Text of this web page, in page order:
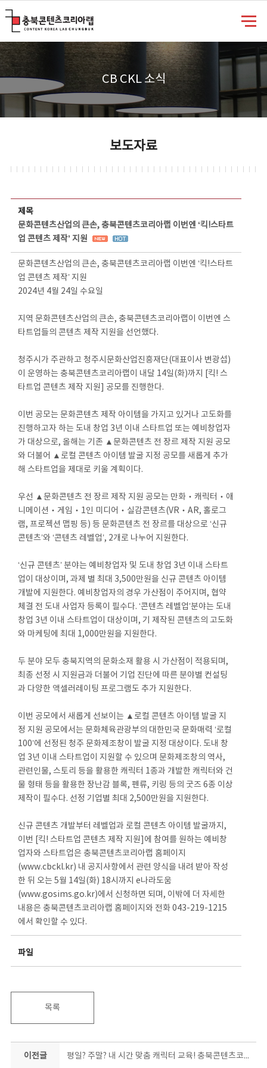
CB CKL 소식
보도자료
제목
문화콘텐츠산업의 큰손, 충북콘텐츠코리아랩 이번엔 ‘킥!스타트
업 콘텐츠 제작’ 지원
문화콘텐츠산업의 큰손, 충북콘텐츠코리아랩 이번엔 ‘킥!스타트
업 콘텐츠 제작’ 지원
2024년 4월 24일 수요일
지역 문화콘텐츠산업의 큰손, 충북콘텐츠코리아랩이 이번엔 스
타트업들의 콘텐츠 제작 지원을 선언했다.
청주시가 주관하고 청주시문화산업진흥재단(대표이사 변광섭)
이 운영하는 충북콘텐츠코리아랩이 내달 14일(화)까지 [킥! 스
타트업 콘텐츠 제작 지원] 공모를 진행한다.
이번 공모는 문화콘텐츠 제작 아이템을 가지고 있거나 고도화를
진행하고자 하는 도내 창업 3년 이내 스타트업 또는 예비창업자
가 대상으로, 올해는 기존 ▲문화콘텐츠 전 장르 제작 지원 공모
와 더불어 ▲로컬 콘텐츠 아이템 발굴 지정 공모를 새롭게 추가
해 스타트업을 제대로 키울 계획이다.
우선 ▲문화콘텐츠 전 장르 제작 지원 공모는 만화‧캐릭터‧애
니메이션‧게임‧1인 미디어‧실감콘텐츠(VR‧AR, 홀로그
램, 프로젝션 맵핑 등) 등 문화콘텐츠 전 장르를 대상으로 ‘신규
콘텐츠’와 ‘콘텐츠 레벨업’, 2개로 나누어 지원한다.
‘신규 콘텐츠’ 분야는 예비창업자 및 도내 창업 3년 이내 스타트
업이 대상이며, 과제 별 최대 3,500만원을 신규 콘텐츠 아이템
개발에 지원한다. 예비창업자의 경우 가산점이 주어지며, 협약
체결 전 도내 사업자 등록이 필수다. ‘콘텐츠 레벨업’분야는 도내
창업 3년 이내 스타트업이 대상이며, 기 제작된 콘텐츠의 고도화
와 마케팅에 최대 1,000만원을 지원한다.
두 분야 모두 충북지역의 문화소재 활용 시 가산점이 적용되며,
최종 선정 시 지원금과 더불어 기업 진단에 따른 분야별 컨설팅
과 다양한 액셀러레이팅 프로그램도 추가 지원한다.
이번 공모에서 새롭게 선보이는 ▲로컬 콘텐츠 아이템 발굴 지
정 지원 공모에서는 문화체육관광부의 대한민국 문화매력 ‘로컬
100’에 선정된 청주 문화제조창이 발굴 지정 대상이다. 도내 창
업 3년 이내 스타트업이 지원할 수 있으며 문화제조창의 역사,
관련인물, 스토리 등을 활용한 캐릭터 1종과 개발한 캐릭터와 건
물 형태 등을 활용한 장난감 블록, 펜류, 키링 등의 굿즈 6종 이상
제작이 필수다. 선정 기업별 최대 2,500만원을 지원한다.
신규 콘텐츠 개발부터 레벨업과 로컬 콘텐츠 아이템 발굴까지,
이번 [킥! 스타트업 콘텐츠 제작 지원]에 참여를 원하는 예비창
업자와 스타트업은 충북콘텐츠코리아랩 홈페이지
(www.cbckl.kr) 내 공지사항에서 관련 양식을 내려 받아 작성
한 뒤 오는 5월 14일(화) 18시까지 e나라도움
(www.gosims.go.kr)에서 신청하면 되며, 이밖에 더 자세한
내용은 충북콘텐츠코리아랩 홈페이지와 전화 043-219-1215
에서 확인할 수 있다.
파일
목록
이전글 평일? 주말? 내 시간 맞춤 캐릭터 교육! 충북콘텐츠코리아랩 캐릭터 기초과정 교육생 모집